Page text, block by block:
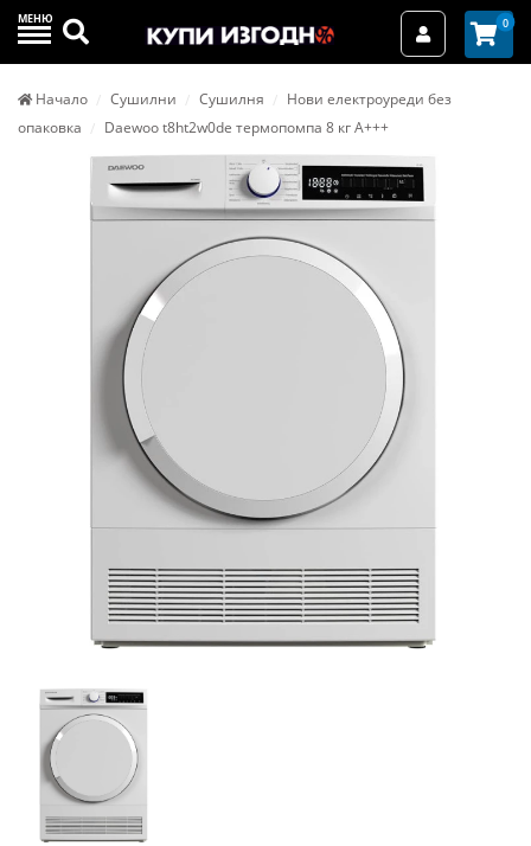
МЕНЮ Търси Вход / 0
Начало Сушилни Сушилня
Нови електроуреди без
опаковка
Daewoo t8ht2w0de термопомпа 8 кг А+++